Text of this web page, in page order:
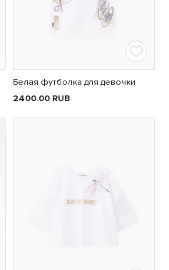
Белая футболка для девочки
2400.00 RUB